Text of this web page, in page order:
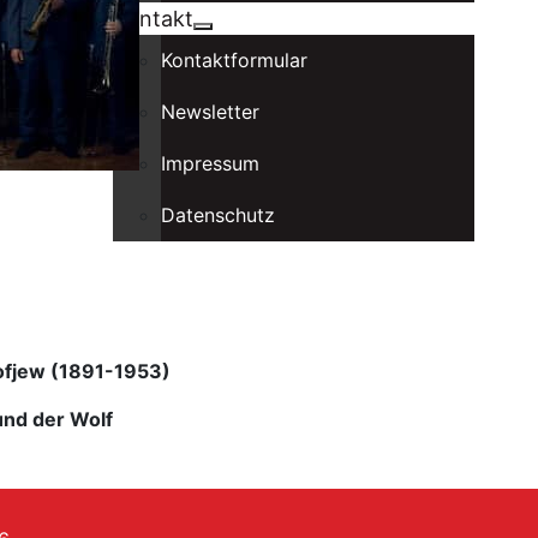
Kontakt
Kontaktformular
Newsletter
Impressum
Datenschutz
(1891-1953)
der Wolf